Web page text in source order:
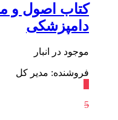
کتاب اصول و
دامپزشکی
موجود در انبار
فروشنده: مدیر کل
5